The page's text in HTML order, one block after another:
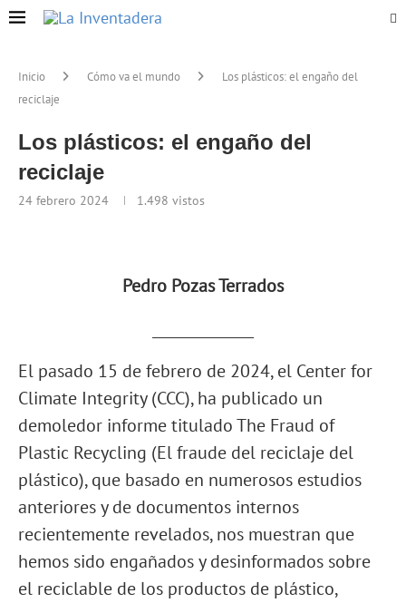
Inicio Cómo va el mundo
Los plásticos: el engaño del
reciclaje
Los plásticos: el engaño del
reciclaje
24 febrero 2024 1.498 vistos
Pedro Pozas Terrados
El pasado 15 de febrero de 2024, el Center for
Climate Integrity (CCC), ha publicado un
demoledor informe titulado The Fraud of
Plastic Recycling (El fraude del reciclaje del
plástico), que basado en numerosos estudios
anteriores y de documentos internos
recientemente revelados, nos muestran que
hemos sido engañados y desinformados sobre
el reciclable de los productos de plástico,